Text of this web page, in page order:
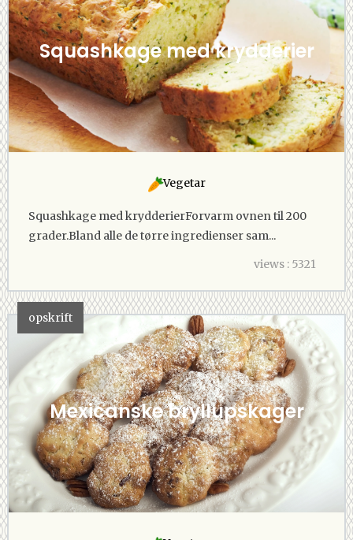
Squashkage med krydderier
Vegetar
Squashkage med krydderierForvarm ovnen til 200
grader.Bland alle de tørre ingredienser sam...
views : 5321
opskrift
Mexicanske bryllupskager